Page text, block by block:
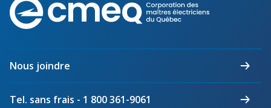
des
électriciens
Nous joindre
Tel. sans frais - 1 800 361-9061